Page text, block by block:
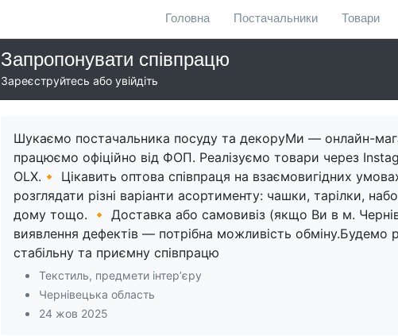
Головна Постачальники Товари
Запропонувати співпрацю
Зареєструйтесь або увійдіть
Шукаємо постачальника посуду та декоруМи — онлайн-
працюємо офіційно від ФОП. Реалізуємо товари через
OLX.🔸 Цікавить оптова співпраця на взаємовигідних
розглядати різні варіанти асортименту: чашки, тарілки,
дому тощо. 🔸 Доставка або самовивіз (якщо Ви в м.
виявлення дефектів — потрібна можливість обміну.Будемо
стабільну та приємну співпрацю
Текстиль, предмети інтерʼєру
Чернівецька область
24 жов 2025